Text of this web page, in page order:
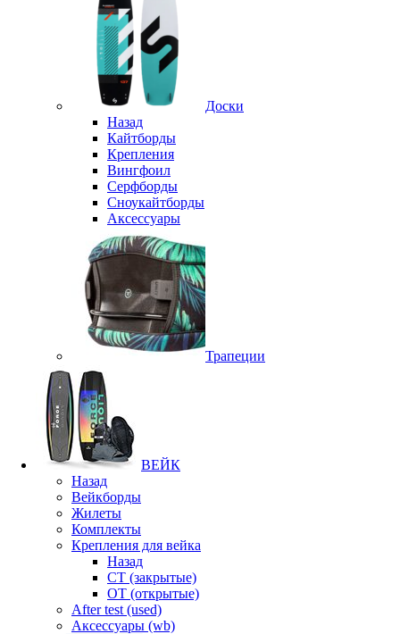
Доски
Назад
Кайтборды
Крепления
Вингфоил
Серфборды
Сноукайтборды
Аксессуары
Трапеции
ВЕЙК
Назад
Вейкборды
Жилеты
Комплекты
Крепления для вейка
Назад
CT (закрытые)
OT (открытые)
After test (used)
Аксессуары (wb)